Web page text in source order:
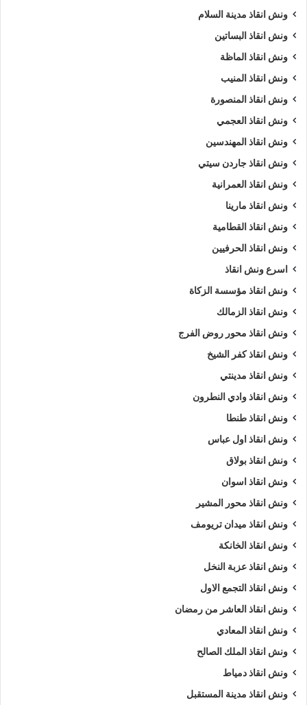
ونش انقاذ مدينة السلام
ونش انقاذ البساتين
ونش انقاذ الماظة
ونش انقاذ المنيب
ونش انقاذ المنصورة
ونش انقاذ العجمي
ونش انقاذ المهندسين
ونش انقاذ جاردن سيتي
ونش انقاذ العمرانية
ونش انقاذ مارينا
ونش انقاذ القطامية
ونش انقاذ الحرفيين
اسرع ونش انقاذ
ونش انقاذ مؤسسة الزكاة
ونش انقاذ الزمالك
ونش انقاذ محور روض الفرج
ونش انقاذ كفر الشيخ
ونش انقاذ مدينتي
ونش انقاذ وادي النطرون
ونش انقاذ طنطا
ونش انقاذ اول عباس
ونش انقاذ بولاق
ونش انقاذ اسوان
ونش انقاذ محور المشير
ونش انقاذ ميدان تريومف
ونش انقاذ الخانكة
ونش انقاذ عزبة النخل
ونش انقاذ التجمع الاول
ونش انقاذ العاشر من رمضان
ونش انقاذ المعادي
ونش انقاذ الملك الصالح
ونش انقاذ دمياط
ونش انقاذ مدينة المستقبل